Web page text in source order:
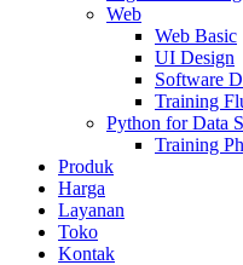
Web
Web Basic
UI Design
Software
Training
Python for Data
Training
Produk
Harga
Layanan
Toko
Kontak